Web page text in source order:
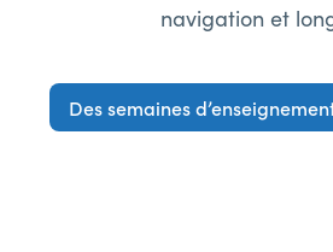
navigation et
Des semaines